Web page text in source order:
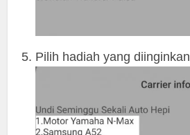
Pilih hadiah yang diinginkan